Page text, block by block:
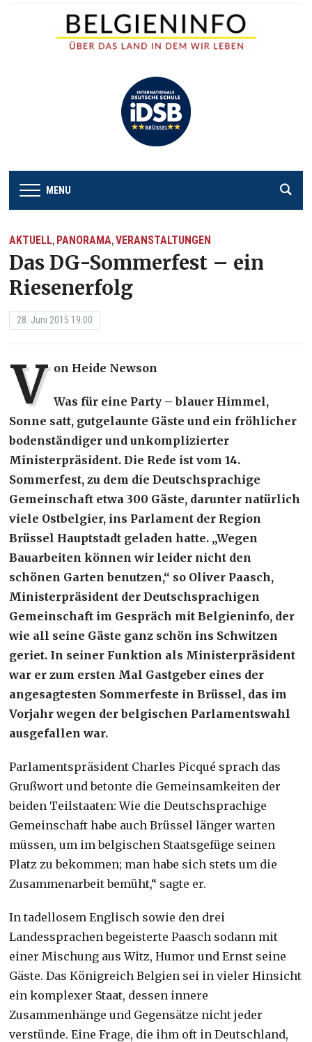
MENU
AKTUELL, PANORAMA,VERANSTALTUNGEN
Das DG-Sommerfest – ein
Riesenerfolg
28. Juni 2015 19:00
V on Heide Newson
Was für eine Party – blauer Himmel,
Sonne satt, gutgelaunte Gäste und ein fröhlicher
bodenständiger und unkomplizierter
Ministerpräsident. Die Rede ist vom 14.
Sommerfest, zu dem die Deutschsprachige
Gemeinschaft etwa 300 Gäste, darunter natürlich
viele Ostbelgier, ins Parlament der Region
Brüssel Hauptstadt geladen hatte. „Wegen
Bauarbeiten können wir leider nicht den
schönen Garten benutzen,“ so Oliver Paasch,
Ministerpräsident der Deutschsprachigen
Gemeinschaft im Gespräch mit Belgieninfo, der
wie all seine Gäste ganz schön ins Schwitzen
geriet. In seiner Funktion als Ministerpräsident
war er zum ersten Mal Gastgeber eines der
angesagtesten Sommerfeste in Brüssel, das im
Vorjahr wegen der belgischen Parlamentswahl
ausgefallen war.
Parlamentspräsident Charles Picqué sprach das
Grußwort und betonte die Gemeinsamkeiten der
beiden Teilstaaten: Wie die Deutschsprachige
Gemeinschaft habe auch Brüssel länger warten
müssen, um im belgischen Staatsgefüge seinen
Platz zu bekommen; man habe sich stets um die
Zusammenarbeit bemüht,“ sagte er.
In tadellosem Englisch sowie den drei
Landessprachen begeisterte Paasch sodann mit
einer Mischung aus Witz, Humor und Ernst seine
Gäste. Das Königreich Belgien sei in vieler Hinsicht
ein komplexer Staat, dessen innere
Zusammenhänge und Gegensätze nicht jeder
verstünde. Eine Frage, die ihm oft in Deutschland,